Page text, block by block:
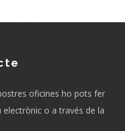
oficines ho pots fer
o a través de la